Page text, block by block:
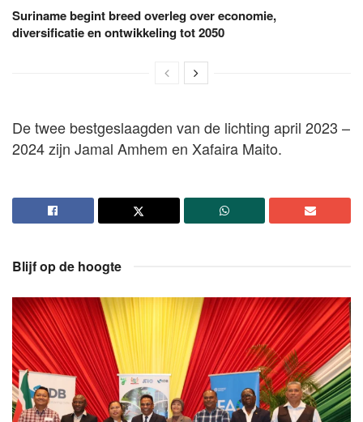
Suriname begint breed overleg over economie,
diversificatie en ontwikkeling tot 2050
De twee bestgeslaagden van de lichting april 2023 –
2024 zijn Jamal Amhem en Xafaira Maito.
Blijf op de hoogte